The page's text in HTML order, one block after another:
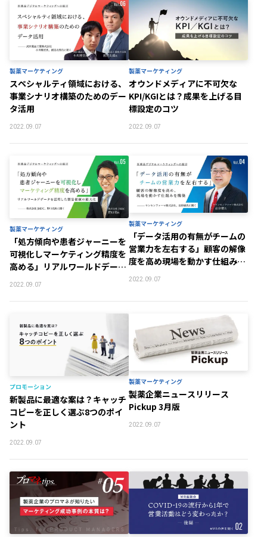
製薬マーケティング
スペシャルティ領域における、
事業シナリオ構築のためのデー
タ活用
2022.09.07
製薬マーケティング
オウンドメディアに不可欠な
KPI/KGIとは？成果を上げる目
標設定のコツ
2022.09.07
製薬マーケティング
「処方傾向や患者ジャーニーを
可視化しマーケティング精度を
高める」リアルワールドデータ
を活用した製品価値の最大化
2022.09.07
製薬マーケティング
「データ活用の有無がチームの
営業力を左右する」顧客の解像
度を高め現場を動かす仕組みを
2022.09.07
プロモーション
新製品に最適な案は？キャッチ
コピーを正しく選ぶ8つのポイ
ント
2022.09.07
製薬マーケティング
製薬企業ニュースリリース
Pickup 3月版
2022.09.07